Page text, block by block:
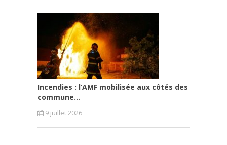
Incendies : l’AMF mobilisée aux côtés des
commune...
9 juillet 2026